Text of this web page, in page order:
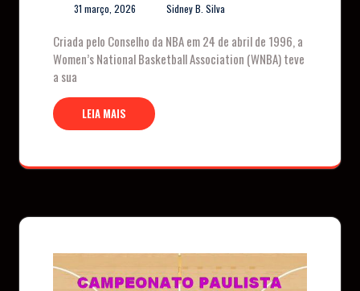
31 março, 2026 Sidney B. Silva
Criada pelo Conselho da NBA em 24 de abril de 1996, a
Women’s National Basketball Association (WNBA) teve
a sua
LEIA MAIS